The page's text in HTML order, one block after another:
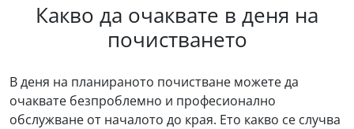
Какво да очаквате в деня на
почистването
В деня на планираното почистване можете да
очаквате безпроблемно и професионално
обслужване от началото до края. Ето какво се случва